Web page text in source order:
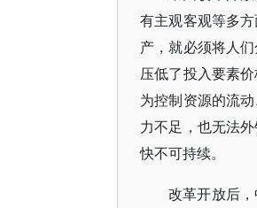
有主观客观等多
产，就必须将人
压低了投入要素
为控制资源的流
力不足，也无法
快不可持续。
改革开放后